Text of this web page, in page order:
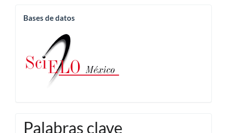
base
Bases de datos
Palabras clave